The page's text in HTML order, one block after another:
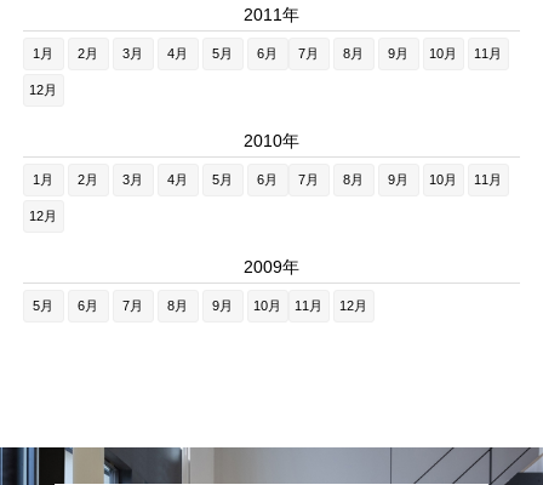
2011年
1月 2月 3月 4月 5月 6月 7月 8月 9月 10月 11月
12月
2010年
1月 2月 3月 4月 5月 6月 7月 8月 9月 10月 11月
12月
2009年
5月 6月 7月 8月 9月 10月 11月 12月